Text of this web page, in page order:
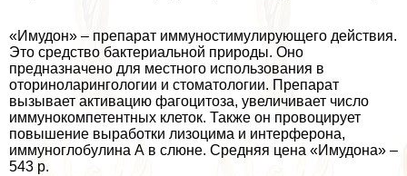
«Имудон» – препарат иммуностимулирующего действия.
Это средство бактериальной природы. Оно
предназначено для местного использования в
оториноларингологии и стоматологии. Препарат
вызывает активацию фагоцитоза, увеличивает число
иммунокомпетентных клеток. Также он провоцирует
повышение выработки лизоцима и интерферона,
иммуноглобулина А в слюне. Средняя цена «Имудона» –
543 р.